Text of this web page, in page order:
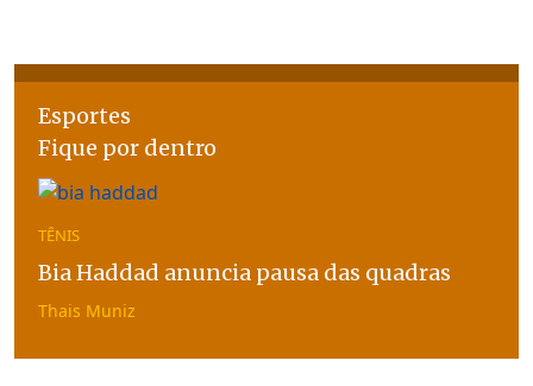
Esportes
Fique por dentro
TÊNIS
Bia Haddad anuncia pausa das quadras
Thais Muniz